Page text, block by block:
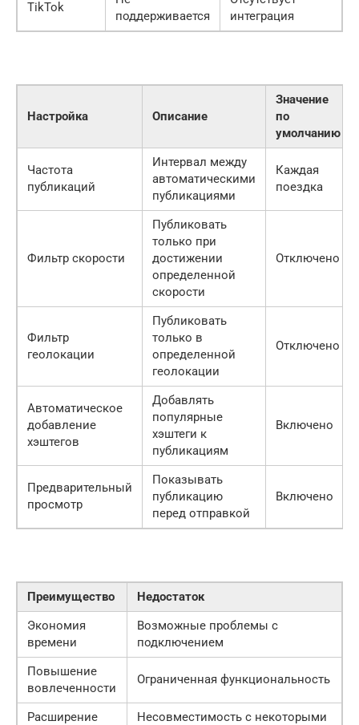
TikTok
поддерживается
интеграция
Настройка Описание
Значение
по
умолчанию
Частота
публикаций
Интервал между
автоматическими
публикациями
Каждая
поездка
Фильтр скорости
Публиковать
только при
достижении
определенной
скорости
Отключено
Фильтр
геолокации
Публиковать
только в
определенной
геолокации
Отключено
Автоматическое
добавление
хэштегов
Добавлять
популярные
хэштеги к
публикациям
Включено
Предварительный
просмотр
Показывать
публикацию
перед отправкой
Включено
Преимущество
Недостаток
Экономия
времени
Возможные проблемы с
подключением
Повышение
вовлеченности
Ограниченная функциональность
Расширение
Несовместимость с некоторыми